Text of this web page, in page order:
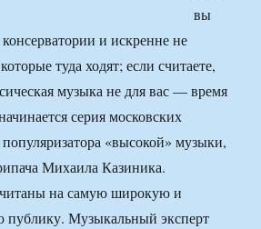
вы
и искренне не
туда ходят; если считаете,
музыка не для вас — время
серия московских
«высокой» музыки,
Михаила Казиника.
на самую широкую и
публику. Музыкальный эксперт